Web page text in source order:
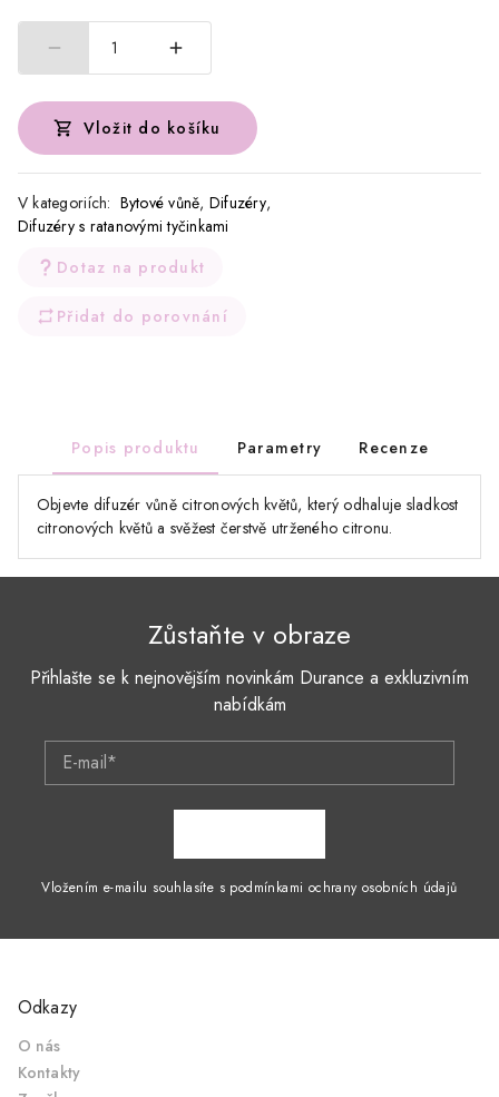
1
Vložit do košíku
V kategoriích: Bytové vůně, Difuzéry,
Difuzéry s ratanovými tyčinkami
Dotaz na produkt
Přidat do porovnání
Popis produktu Parametry Recenze
Objevte difuzér vůně citronových květů, který odhaluje sladkost
citronových květů a svěžest čerstvě utrženého citronu.
Zůstaňte v obraze
Přihlašte se k nejnovějším novinkám Durance a exkluzivním
nabídkám
E-mail*
Vložením e-mailu souhlasíte s podmínkami ochrany osobních údajů
Odkazy
O nás
Kontakty